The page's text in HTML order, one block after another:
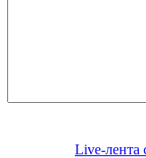
Live-лента